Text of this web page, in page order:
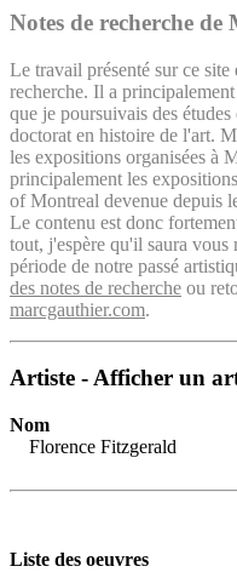
Notes de recherche
Le travail présenté sur ce site
recherche. Il a
que je poursuivais des
doctorat en histoire de l'art.
les expositions organisées à
principalement les
of Montreal devenue depuis
Le contenu est donc
tout, j'espère qu'il saura vous
période de notre passé
des notes de recherche ou
marcgauthier.com.
Artiste - Afficher un
Nom
Florence Fitzgerald
Liste des oeuvres